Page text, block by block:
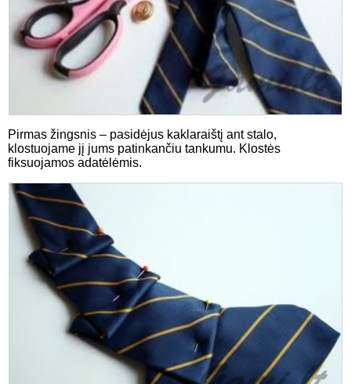
Pirmas žingsnis – pasidėjus kaklaraištį ant stalo,
klostuojame jį jums patinkančiu tankumu. Klostės
fiksuojamos adatėlėmis.